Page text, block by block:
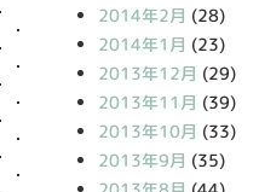
2014年2月 (28)
2014年1月 (23)
2013年12月 (29)
2013年11月 (39)
2013年10月 (33)
2013年9月 (35)